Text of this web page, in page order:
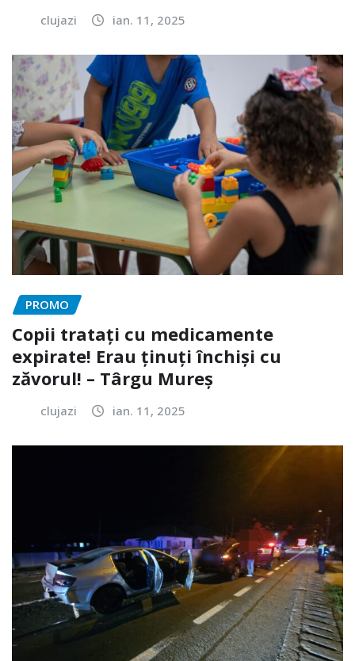
clujazi ian. 11, 2025
PROMO
Copii tratați cu medicamente
expirate! Erau ținuți închiși cu
zăvorul! – Târgu Mureș
clujazi ian. 11, 2025